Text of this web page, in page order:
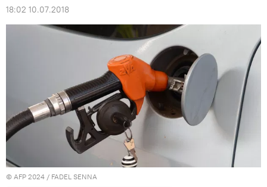
18:02 10.07.2018
© AFP 2024 / FADEL SENNA